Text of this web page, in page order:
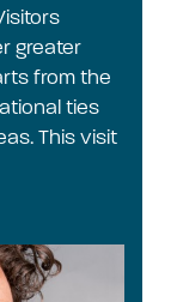
greater
from the
ties
This visit